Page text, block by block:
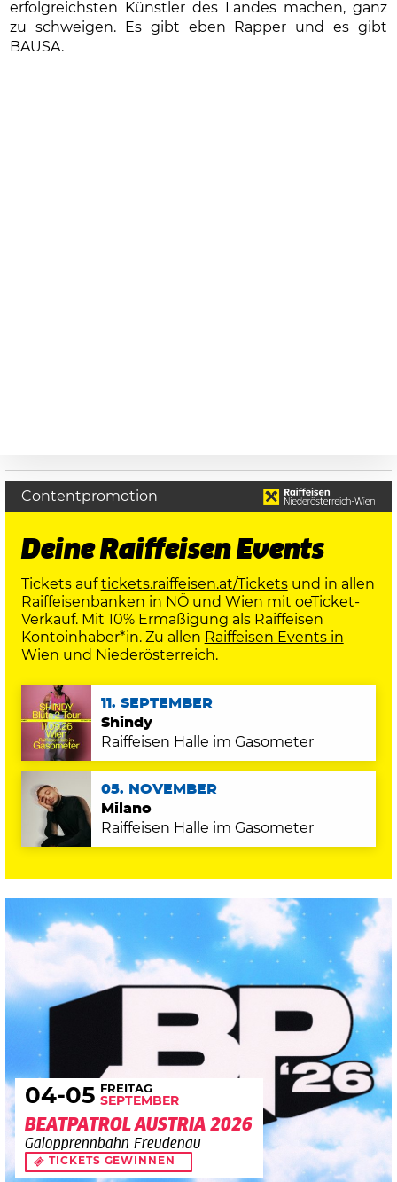
erfolgreichsten Künstler des Landes machen, ganz
zu schweigen. Es gibt eben Rapper und es gibt
BAUSA.
Contentpromotion
Deine Raiffeisen Events
Tickets auftickets.raiffeisen.at/Ticketsund in allen
Raiffeisenbanken in NÖ und Wien mit oeTicket-
Verkauf. Mit 10% Ermäßigung als Raiffeisen
Kontoinhaber*in. Zu allen Raiffeisen Events in
Wien und Niederösterreich.
11. SEPTEMBER
Shindy
Raiffeisen Halle im Gasometer
05. NOVEMBER
Milano
Raiffeisen Halle im Gasometer
04-05 FREITAG
SEPTEMBER
BEATPATROL AUSTRIA 2026
Galopprennbahn Freudenau
TICKETS GEWINNEN